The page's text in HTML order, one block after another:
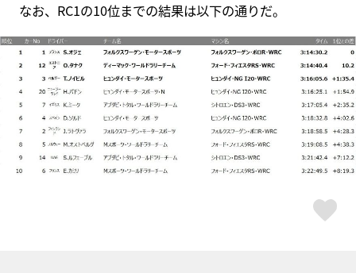
なお、RC1の10位までの結果は以下の通りだ。